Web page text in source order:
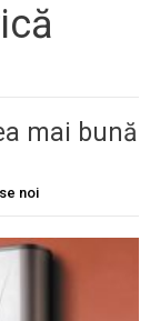
mai bună
noi